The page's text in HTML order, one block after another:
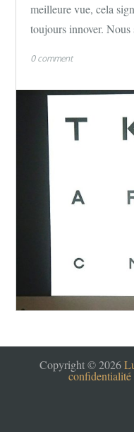
meilleure vue, cela
toujours innover. Nous
0 comment
Copyright © 2026
confidentialité